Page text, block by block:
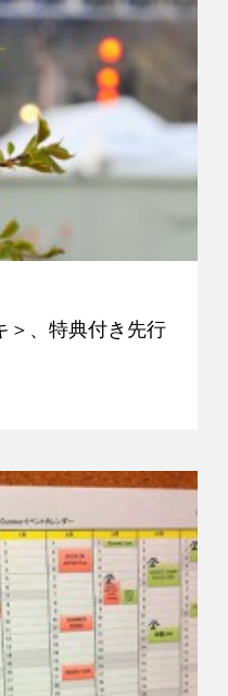
＞、特典付き先行